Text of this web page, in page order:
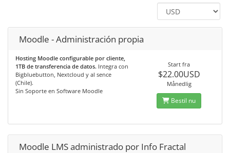
Moodle - Administración propia
Hosting Moodle configurable por cliente,
1TB de transferencia de datos. Integra con
Bigbluebutton, Nextcloud y al sence
(Chile).
Sin Soporte en Software Moodle
Start fra
$22.00USD
Månedlig
Bestil nu
Moodle LMS administrado por Info Fractal